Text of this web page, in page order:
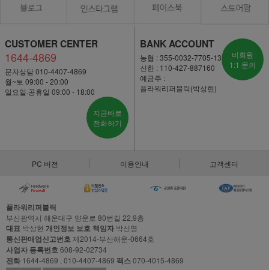
CUSTOMER CENTER
1644-4869
문자상담 010-4407-4869
월~토 09:00 - 20:00
일요일·공휴일 09:00 - 18:00
지금바로
전화하기
BANK ACCOUNT
농협 : 355-0032-7705-13
신한 : 110-427-887160
예금주 :
플라워리퍼블릭(박상현)
비회원
1:1 문의
PC 버전 이용안내 고객센터
플라워리퍼블릭
부산광역시 해운대구 양운로 80번길 22,9층
대표 박상현 개인정보 보호 책임자 박신영
통신판매업신고번호제2014-부산해운-0664호
사업자 등록번호608-92-02734
전화 1644-4869 , 010-4407-4869 팩스070-4015-4869